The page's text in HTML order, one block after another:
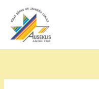
content